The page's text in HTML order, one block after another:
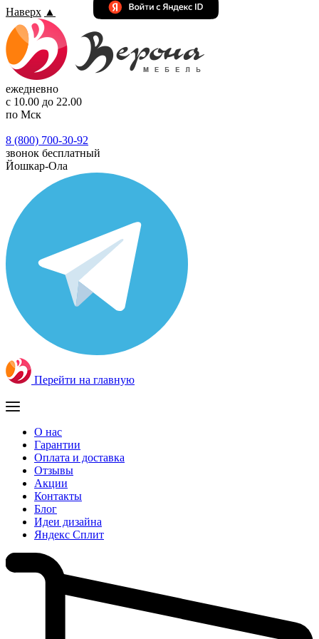
Наверх ▲
ежедневно
с 10.00 до 22.00
по Мск
8 (800) 700-30-92
звонок бесплатный
Йошкар-Ола
Перейти на главную
О нас
Гарантии
Оплата и доставка
Отзывы
Акции
Контакты
Блог
Идеи дизайна
Яндекс Сплит